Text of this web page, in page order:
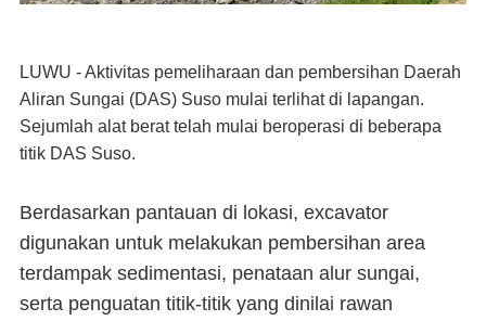
LUWU - Aktivitas pemeliharaan dan pembersihan Daerah
Aliran Sungai (DAS) Suso mulai terlihat di lapangan.
Sejumlah alat berat telah mulai beroperasi di beberapa
titik DAS Suso.
Berdasarkan pantauan di lokasi, excavator
digunakan untuk melakukan pembersihan area
terdampak sedimentasi, penataan alur sungai,
serta penguatan titik-titik yang dinilai rawan